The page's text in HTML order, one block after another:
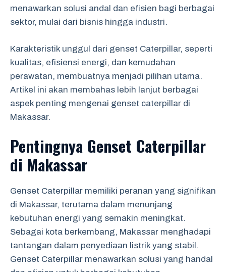
menawarkan solusi andal dan efisien bagi berbagai
sektor, mulai dari bisnis hingga industri.
Karakteristik unggul dari genset Caterpillar, seperti
kualitas, efisiensi energi, dan kemudahan
perawatan, membuatnya menjadi pilihan utama.
Artikel ini akan membahas lebih lanjut berbagai
aspek penting mengenai genset caterpillar di
Makassar.
Pentingnya Genset Caterpillar
di Makassar
Genset Caterpillar memiliki peranan yang signifikan
di Makassar, terutama dalam menunjang
kebutuhan energi yang semakin meningkat.
Sebagai kota berkembang, Makassar menghadapi
tantangan dalam penyediaan listrik yang stabil.
Genset Caterpillar menawarkan solusi yang handal